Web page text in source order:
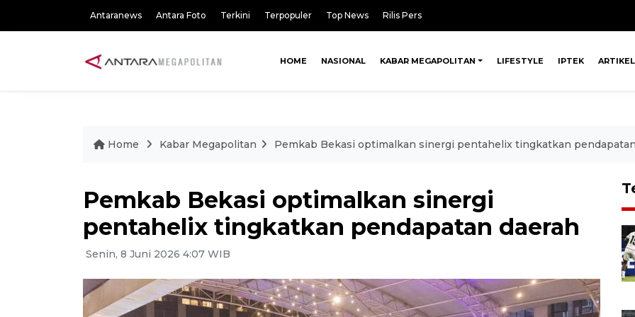
Antaranews Antara Foto Terkini Terpopuler Top News Rilis Pers
HOME NASIONAL KABAR MEGAPOLITAN LIFESTYLE IPTEK ARTIKEL
Home Kabar Megapolitan Pemkab Bekasi optimalkan sinergi pentahelix tingkatkan
Pemkab Bekasi optimalkan sinergi
pentahelix tingkatkan pendapatan daerah
Senin, 8 Juni 2026 4:07 WIB